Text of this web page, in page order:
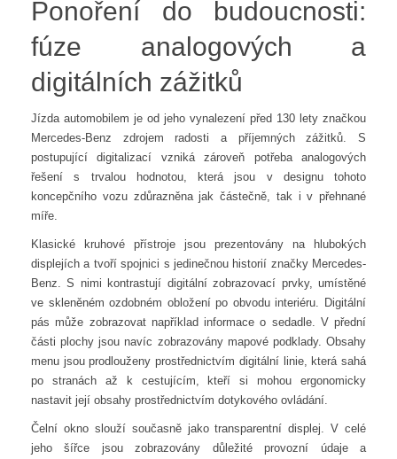
Ponoření do budoucnosti:
fúze analogových a
digitálních zážitků
Jízda automobilem je od jeho vynalezení před 130 lety značkou
Mercedes-Benz zdrojem radosti a příjemných zážitků. S
postupující digitalizací vzniká zároveň potřeba analogových
řešení s trvalou hodnotou, která jsou v designu tohoto
koncepčního vozu zdůrazněna jak částečně, tak i v přehnané
míře.
Klasické kruhové přístroje jsou prezentovány na hlubokých
displejích a tvoří spojnici s jedinečnou historií značky Mercedes-
Benz. S nimi kontrastují digitální zobrazovací prvky, umístěné
ve skleněném ozdobném obložení po obvodu interiéru. Digitální
pás může zobrazovat například informace o sedadle. V přední
části plochy jsou navíc zobrazovány mapové podklady. Obsahy
menu jsou prodlouženy prostřednictvím digitální linie, která sahá
po stranách až k cestujícím, kteří si mohou ergonomicky
nastavit její obsahy prostřednictvím dotykového ovládání.
Čelní okno slouží současně jako transparentní displej. V celé
jeho šířce jsou zobrazovány důležité provozní údaje a